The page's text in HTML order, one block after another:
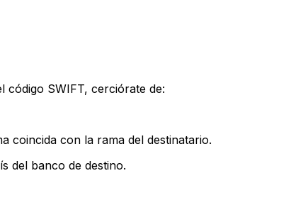
código SWIFT, cerciórate de:
coincida con la rama del destinatario.
del banco de destino.